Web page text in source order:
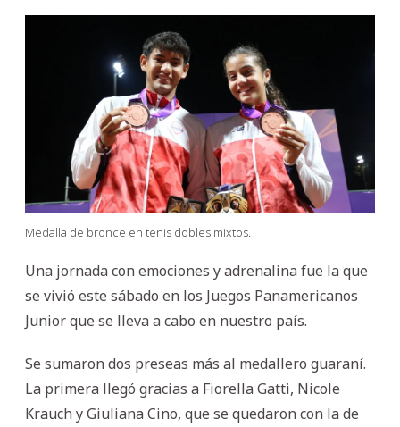
Medalla de bronce en tenis dobles mixtos.
Una jornada con emociones y adrenalina fue la que
se vivió este sábado en los Juegos Panamericanos
Junior que se lleva a cabo en nuestro país.
Se sumaron dos preseas más al medallero guaraní.
La primera llegó gracias a Fiorella Gatti, Nicole
Krauch y Giuliana Cino, que se quedaron con la de